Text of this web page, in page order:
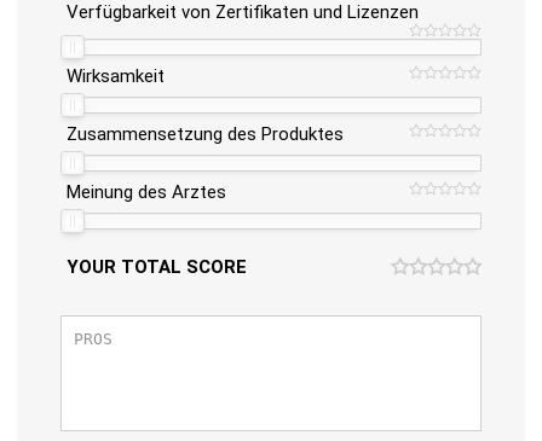
Verfügbarkeit von Zertifikaten und Lizenzen
Wirksamkeit
Zusammensetzung des Produktes
Meinung des Arztes
YOUR TOTAL SCORE